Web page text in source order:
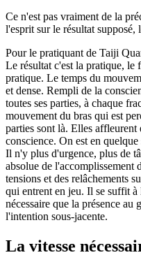
Ce n'est pas vraiment de la
l'esprit sur le résultat
Pour le pratiquant de Taiji
Le résultat c'est la pratique, le
pratique. Le temps du
et dense. Rempli de la
toutes ses parties, à chaque
mouvement du bras qui est
parties sont là. Elles affleurent
conscience. On est en
Il n'y plus d'urgence, plus de
absolue de l'accomplissement
tensions et des relâchements
qui entrent en jeu. Il se suffit
nécessaire que la présence au
l'intention sous-jacente.
La vitesse